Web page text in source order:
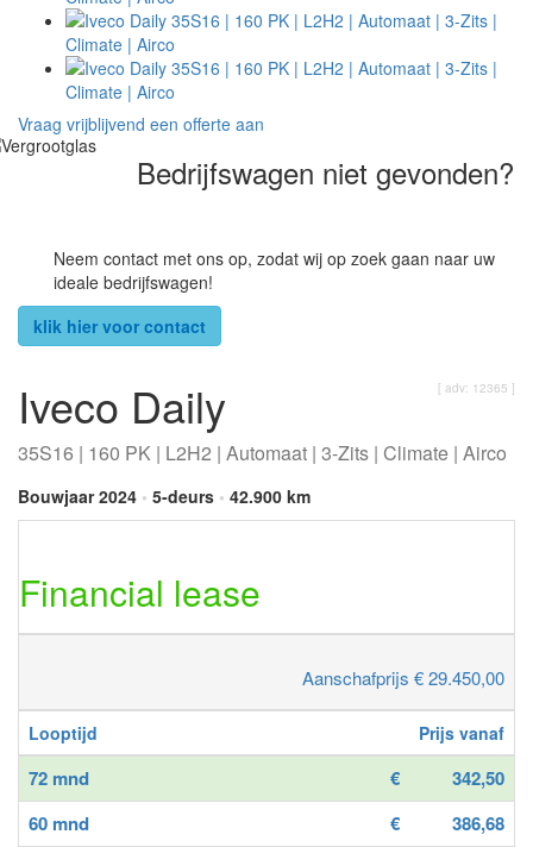
Vraag vrijblijvend een offerte aan
Bedrijfswagen niet gevonden?
Neem contact met ons op, zodat wij op zoek gaan naar uw
ideale bedrijfswagen!
klik hier voor contact
[ adv: 12365 ]
Iveco Daily
35S16 | 160 PK | L2H2 | Automaat | 3-Zits | Climate | Airco
Bouwjaar 2024 • 5-deurs • 42.900 km
Financial lease
Aanschafprijs € 29.450,00
Looptijd Prijs vanaf
72 mnd €
342,50
60 mnd
€
386,68